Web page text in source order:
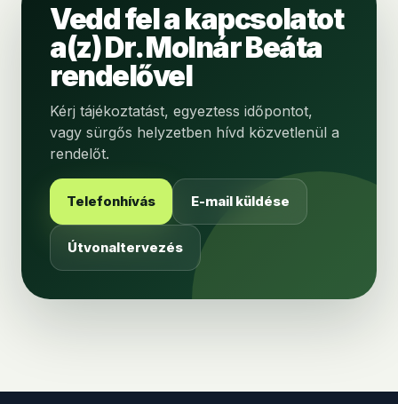
Vedd fel a kapcsolatot
a(z) Dr. Molnár Beáta
rendelővel
Kérj tájékoztatást, egyeztess időpontot,
vagy sürgős helyzetben hívd közvetlenül a
rendelőt.
Telefonhívás E-mail küldése
Útvonaltervezés